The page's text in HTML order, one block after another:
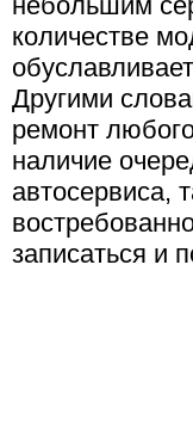
количестве
Другими
ремонт
наличие
автосервиса,
записаться и